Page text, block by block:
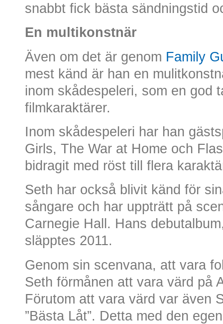
snabbt fick bästa sändningstid
En multikonstnär
Även om det är genom Family
mest känd är han en
inom skådespeleri, som en god
filmkaraktärer.
Inom skådespeleri har han
Girls, The War at Home och
bidragit med röst till flera
Seth har också blivit känd för
sångare och har uppträtt på
Carnegie Hall. Hans
släpptes 2011.
Genom sin scenvana, att vara
Seth förmånen att vara värd på
Förutom att vara värd var även
”Bästa Låt”. Detta med den